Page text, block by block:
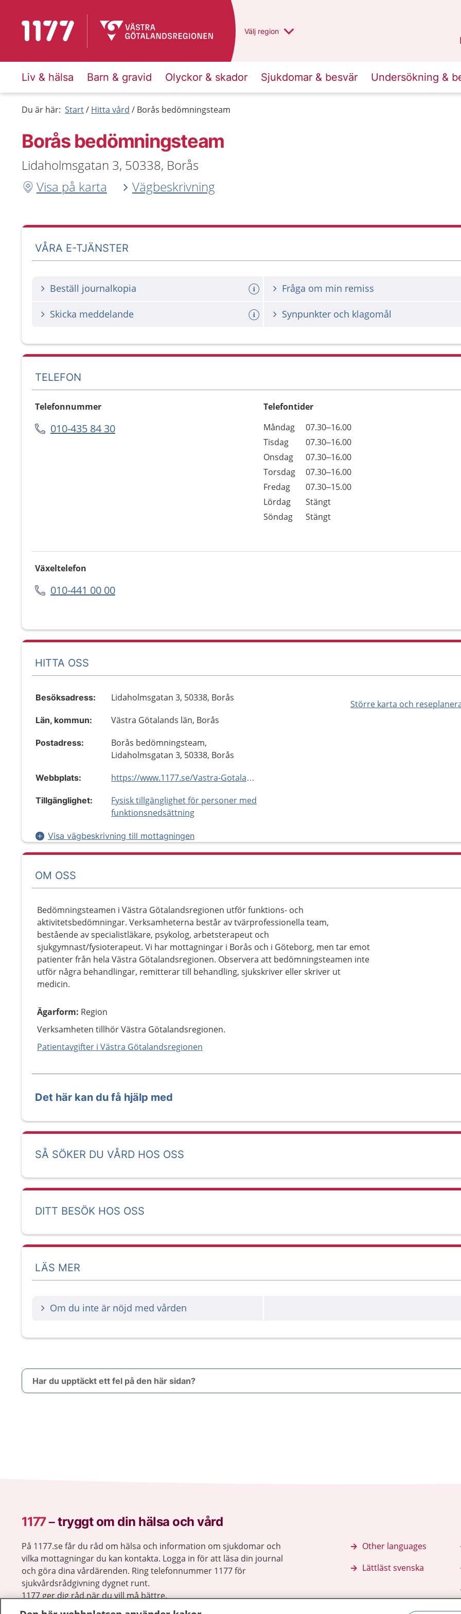
Till startsidan för 1177 Du har valt region
Välj en annan
region
Liv & hälsa Barn & gravid Olyckor & skador Sjukdomar & besvär Undersökning &
Du är här: Start Hitta vård Borås bedömningsteam
Borås bedömningsteam
Lidaholmsgatan 3, 50338, Borås
Visa på karta
Vägbeskrivning
VÅRA E-TJÄNSTER
Beställ journalkopia Fråga om min remiss
Skicka meddelande Synpunkter och klagomål
TELEFON
Telefonnummer
010-435 84 30
Telefontider
Dag
Öppettider
Kommentarer
Måndag
07.30–16.00
Tisdag
07.30–16.00
Onsdag
07.30–16.00
Torsdag
07.30–16.00
Fredag
07.30–15.00
Lördag
Stängt
Söndag
Stängt
Växeltelefon
010-441 00 00
HITTA OSS
Större karta och
Besöksadress: Lidaholmsgatan 3, 50338, Borås
Län, kommun: Västra Götalands län, Borås
Postadress:
Borås bedömningsteam,
Lidaholmsgatan 3, 50338, Borås
Webbplats: https://www.1177.se/Vastra-Gotaland/hitta-vard/kontaktkort/Boras-bedomningsteam/
Tillgänglighet:
Fysisk tillgänglighet för personer med
funktionsnedsättning
Visa vägbeskrivning till mottagningen
OM OSS
Bedömningsteamen i Västra Götalandsregionen utför funktions- och
aktivitetsbedömningar. Verksamheterna består av tvärprofessionella team,
bestående av specialistläkare, psykolog, arbetsterapeut och
sjukgymnast/fysioterapeut. Vi har mottagningar i Borås och i Göteborg, men tar emot
patienter från hela Västra Götalandsregionen. Observera att bedömningsteamen inte
utför några behandlingar, remitterar till behandling, sjukskriver eller skriver ut
medicin.
Ägarform: Region
Verksamheten tillhör Västra Götalandsregionen.
Patientavgifter i Västra Götalandsregionen
Det här kan du få hjälp med
SÅ SÖKER DU VÅRD HOS OSS
DITT BESÖK HOS OSS
LÄS MER
Om du inte är nöjd med vården
Har du upptäckt ett fel på den här sidan?
1177–tryggt om din hälsa och vård
På 1177.se får du råd om hälsa och information om sjukdomar och
vilka mottagningar du kan kontakta. Logga in för att läsa din journal
och göra dina vårdärenden. Ring telefonnummer 1177 för
sjukvårdsrådgivning dygnet runt.
1177 ger dig råd när du vill må bättre.
Other languages
Lättläst svenska